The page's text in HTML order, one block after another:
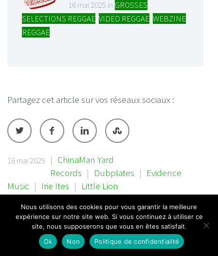
16 mai 2025 in GROSSES
SELECTIONS REGGAE VIDEO REGGAE WEBZINE
REGGAE
Partagez cet article sur vos réseaux sociaux :
16 mai 2025 | ChinaMan Yard
Records | Dubplates | Evidence
Music | Irie Ites | Little Lion
Article précédent Article suivant
Nous utilisons des cookies pour vous garantir la meilleure
expérience sur notre site web. Si vous continuez à utiliser ce
site, nous supposerons que vous en êtes satisfait.
Ok
Non Politique de confidentialité